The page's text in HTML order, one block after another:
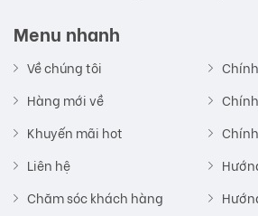
Menu nhanh
Về chúng tôi
Hàng mới về
Khuyến mãi hot
Liên hệ
Chăm sóc khách hàng